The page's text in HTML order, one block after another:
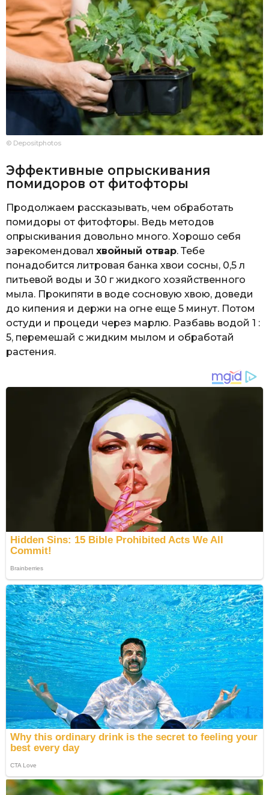
© Depositphotos
Эффективные опрыскивания
помидоров от фитофторы
Продолжаем рассказывать, чем обработать
помидоры от фитофторы. Ведь методов
опрыскивания довольно много. Хорошо себя
зарекомендовал хвойный отвар. Тебе
понадобится литровая банка хвои сосны, 0,5 л
питьевой воды и 30 г жидкого хозяйственного
мыла. Прокипяти в воде сосновую хвою, доведи
до кипения и держи на огне еще 5 минут. Потом
остуди и процеди через марлю. Разбавь водой 1 :
5, перемешай с жидким мылом и обработай
растения.